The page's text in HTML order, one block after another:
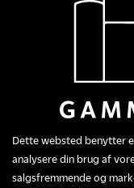
Kongen af
Regimentets
Dette websted benytter
analysere din brug af
salgsfremmende og